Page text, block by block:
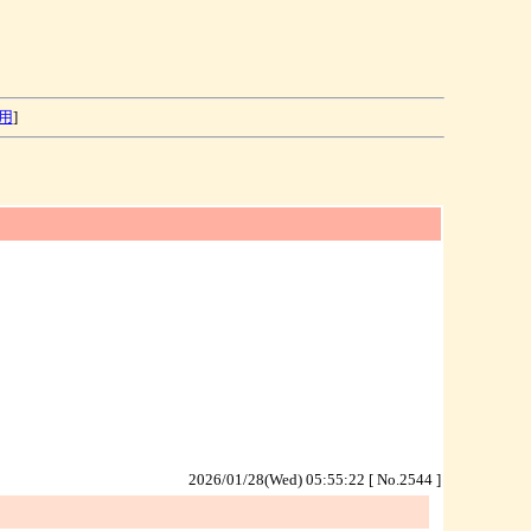
]
2026/01/28(Wed) 05:55:22 [ No.2544 ]